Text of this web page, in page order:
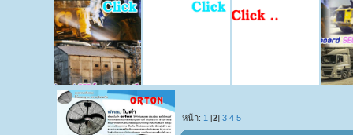
หน้า: 1 [2]3 4 5